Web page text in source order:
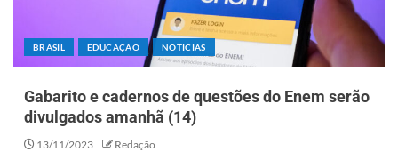
BRASIL EDUCAÇÃO NOTÍCIAS
Gabarito e cadernos de questões do Enem serão
divulgados amanhã (14)
13/11/2023 Redação